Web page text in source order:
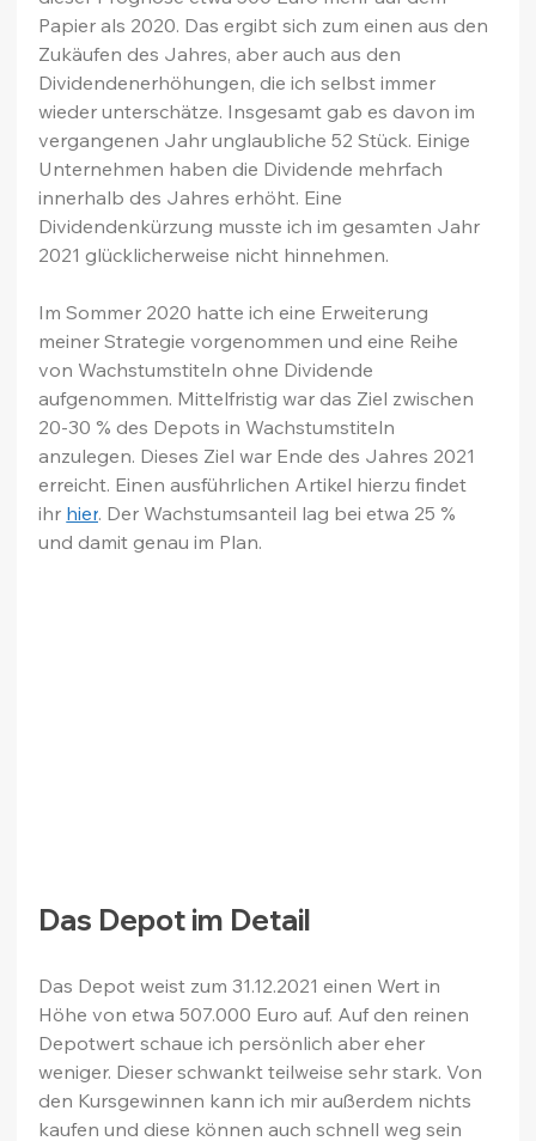
Papier als 2020. Das ergibt sich zum einen aus den
Zukäufen des Jahres, aber auch aus den
Dividendenerhöhungen, die ich selbst immer
wieder unterschätze. Insgesamt gab es davon im
vergangenen Jahr unglaubliche 52 Stück. Einige
Unternehmen haben die Dividende mehrfach
innerhalb des Jahres erhöht. Eine
Dividendenkürzung musste ich im gesamten Jahr
2021 glücklicherweise nicht hinnehmen.
Im Sommer 2020 hatte ich eine Erweiterung
meiner Strategie vorgenommen und eine Reihe
von Wachstumstiteln ohne Dividende
aufgenommen. Mittelfristig war das Ziel zwischen
20-30 % des Depots in Wachstumstiteln
anzulegen. Dieses Ziel war Ende des Jahres 2021
erreicht. Einen ausführlichen Artikel hierzu findet
ihr hier. Der Wachstumsanteil lag bei etwa 25 %
und damit genau im Plan.
Das Depot im Detail
Das Depot weist zum 31.12.2021 einen Wert in
Höhe von etwa 507.000 Euro auf. Auf den reinen
Depotwert schaue ich persönlich aber eher
weniger. Dieser schwankt teilweise sehr stark. Von
den Kursgewinnen kann ich mir außerdem nichts
kaufen und diese können auch schnell weg sein